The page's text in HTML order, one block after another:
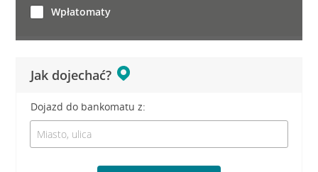
Jak dojechać?
Dojazd do bankomatu z:
Wpłatomaty